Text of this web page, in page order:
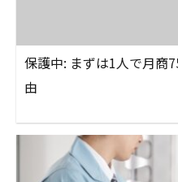
保護中: まずは1人で月商
由